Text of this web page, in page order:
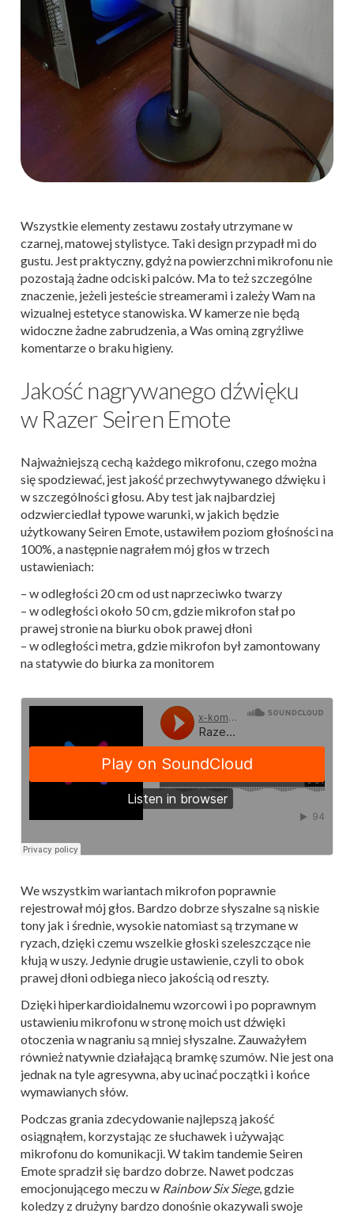
Wszystkie elementy zestawu zostały utrzymane w
czarnej, matowej stylistyce. Taki design przypadł mi do
gustu. Jest praktyczny, gdyż na powierzchni mikrofonu nie
pozostają żadne odciski palców. Ma to też szczególne
znaczenie, jeżeli jesteście streamerami i zależy Wam na
wizualnej estetyce stanowiska. W kamerze nie będą
widoczne żadne zabrudzenia, a Was ominą zgryźliwe
komentarze o braku higieny.
Jakość nagrywanego dźwięku
w Razer Seiren Emote
Najważniejszą cechą każdego mikrofonu, czego można
się spodziewać, jest jakość przechwytywanego dźwięku i
w szczególności głosu. Aby test jak najbardziej
odzwierciedlał typowe warunki, w jakich będzie
użytkowany Seiren Emote, ustawiłem poziom głośności na
100%, a następnie nagrałem mój głos w trzech
ustawieniach:
– w odległości 20 cm od ust naprzeciwko twarzy
– w odległości około 50 cm, gdzie mikrofon stał po
prawej stronie na biurku obok prawej dłoni
– w odległości metra, gdzie mikrofon był zamontowany
na statywie do biurka za monitorem
We wszystkim wariantach mikrofon poprawnie
rejestrował mój głos. Bardzo dobrze słyszalne są niskie
tony jak i średnie, wysokie natomiast są trzymane w
ryzach, dzięki czemu wszelkie głoski szeleszczące nie
kłują w uszy. Jedynie drugie ustawienie, czyli to obok
prawej dłoni odbiega nieco jakością od reszty.
Dzięki hiperkardioidalnemu wzorcowi i po poprawnym
ustawieniu mikrofonu w stronę moich ust dźwięki
otoczenia w nagraniu są mniej słyszalne. Zauważyłem
również natywnie działającą bramkę szumów. Nie jest ona
jednak na tyle agresywna, aby ucinać początki i końce
wymawianych słów.
Podczas grania zdecydowanie najlepszą jakość
osiągnąłem, korzystając ze słuchawek i używając
mikrofonu do komunikacji. W takim tandemie Seiren
Emote spradził się bardzo dobrze. Nawet podczas
emocjonującego meczu w Rainbow Six Siege, gdzie
koledzy z drużyny bardzo donośnie okazywali swoje